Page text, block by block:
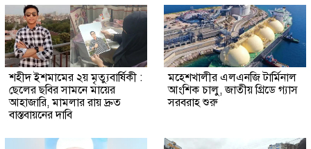
শহীদ ইশমামের ২য় মৃত্যুবার্ষিকী :
ছেলের ছবির সামনে মায়ের
আহাজারি, মামলার রায় দ্রুত
বাস্তবায়নের দাবি
মহেশখালীর এলএনজি টার্মিনাল
আংশিক চালু, জাতীয় গ্রিডে গ্যাস
সরবরাহ শুরু